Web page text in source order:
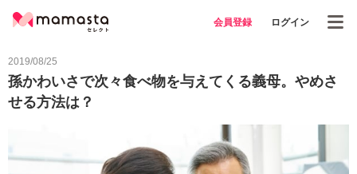
会員登録 ログイン
2019/08/25
孫かわいさで次々食べ物を与えてくる義母。やめさ
せる方法は？